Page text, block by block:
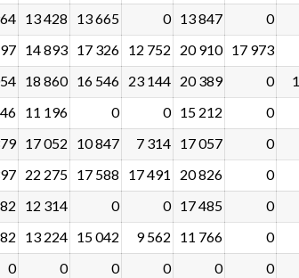
13 428 13 665 0 13 847 0
14 893 17 326 12 752 20 910 17 973
18 860 16 546 23 144 20 389 0
11 196 0 0 15 212 0
17 052 10 847 7 314 17 057 0
22 275 17 588 17 491 20 826 0
12 314 0 0 17 485 0
13 224 15 042 9 562 11 766 0
0 0 0 0 0 0